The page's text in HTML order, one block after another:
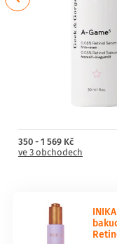
350 - 1 569 Kč
ve 3 obchodech